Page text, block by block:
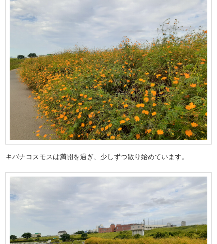
キバナコスモスは満開を過ぎ、少しずつ散り始めています。